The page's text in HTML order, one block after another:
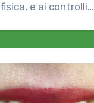
fisica, e ai controlli…